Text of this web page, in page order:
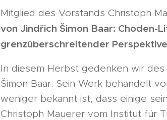
Mitglied des Vorstands Christoph
von Jindřich Šimon Baar: Choden-
grenzüberschreitender
In diesem Herbst gedenken wir
Šimon Baar. Sein Werk behandelt
weniger bekannt ist, dass einige
Christoph Mauerer vom Institut für